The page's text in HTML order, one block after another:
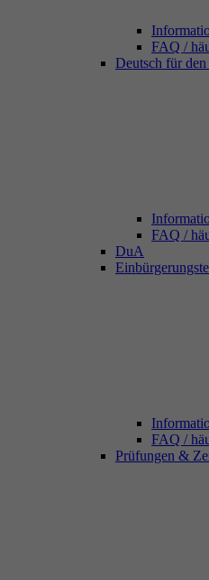
FAQ /
Deutsch für
FAQ /
DuA
FAQ /
Prüfungen &